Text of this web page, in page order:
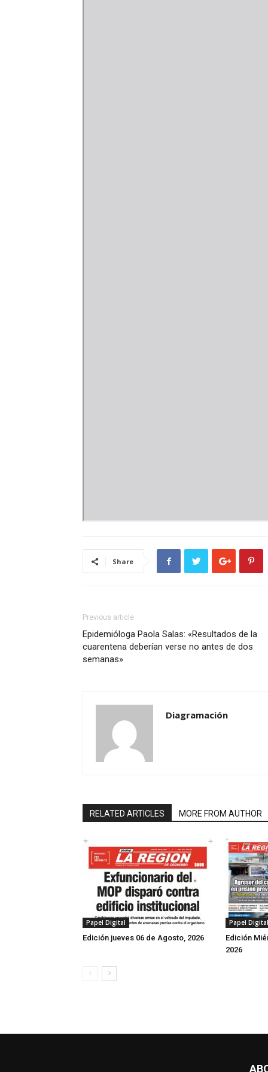
Share
Previous article
Epidemióloga Paola Salas: «Resultados de la
cuarentena deberían verse no antes de dos
semanas»
Diagramación
RELATED ARTICLES MORE FROM AUTHOR
Papel Digital
Edición jueves 06 de Agosto, 2026
Papel Digital
Edición
2026